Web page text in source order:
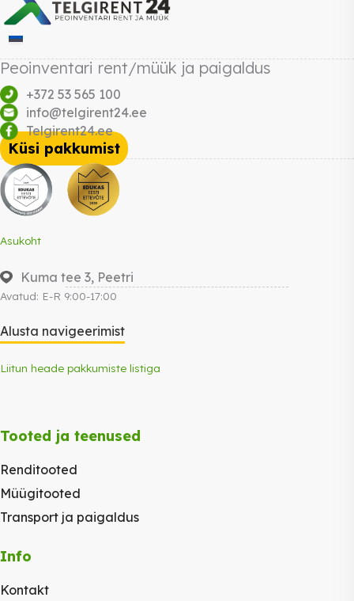
Peoinventari rent/müük ja paigaldus
+372 53 565 100
info@telgirent24.ee
Telgirent24.ee
Küsi pakkumist
Asukoht
Kuma tee 3, Peetri
Avatud: E-R 9:00-17:00
Alusta navigeerimist
Liitun heade pakkumiste listiga
Tooted ja teenused
Renditooted
Müügitooted
Transport ja paigaldus
Info
Kontakt